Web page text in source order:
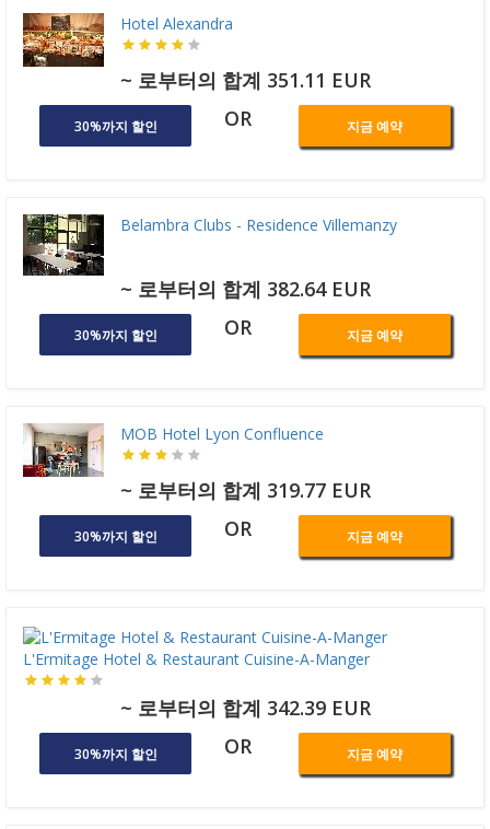
Hotel Alexandra
~ 로부터의 합계 351.11 EUR
30%까지 할인 OR 지금 예약
Belambra Clubs - Residence Villemanzy
~ 로부터의 합계 382.64 EUR
30%까지 할인 OR 지금 예약
MOB Hotel Lyon Confluence
~ 로부터의 합계 319.77 EUR
30%까지 할인 OR 지금 예약
L'Ermitage Hotel & Restaurant Cuisine-A-Manger
~ 로부터의 합계 342.39 EUR
30%까지 할인 OR 지금 예약